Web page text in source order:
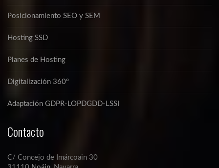
Posicionamiento SEO y SEM
Hosting SSD
Planes de Hosting
Digitalización 360º
Adaptación GDPR-LOPDGDD-LSSI
Contacto
C/ Concejo de Imárcoain 30